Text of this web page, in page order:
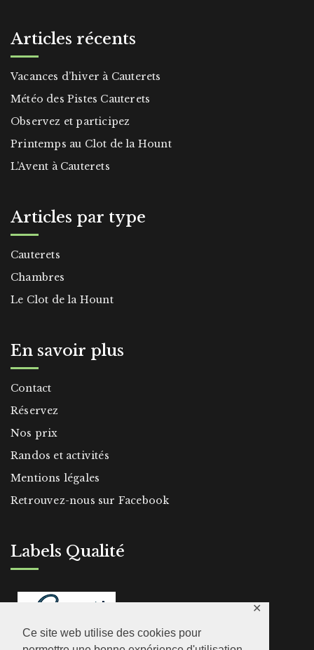
Ce site web utilise des cookies pour
✕
Articles récents
Vacances d’hiver à Cauterets
Météo des Pistes Cauterets
Observez et participez
Printemps au Clot de la Hount
L’Avent à Cauterets
Articles par type
Cauterets
Chambres
Le Clot de la Hount
En savoir plus
Contact
Réservez
Nos prix
Randos et activités
Mentions légales
Retrouvez-nous sur Facebook
Labels Qualité